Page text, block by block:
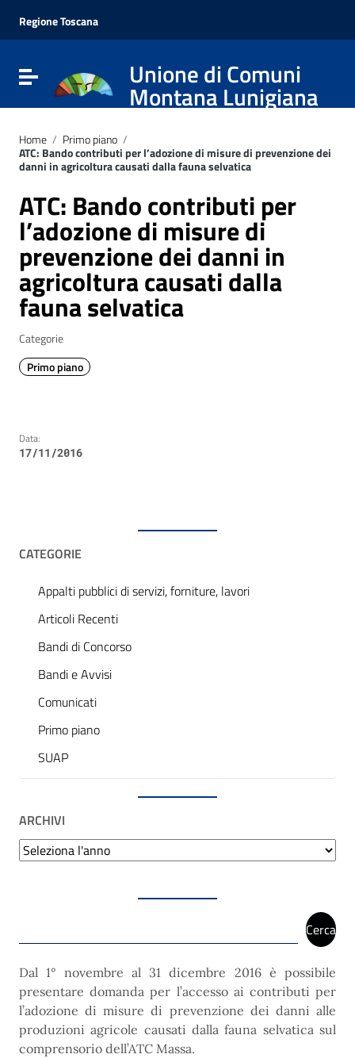
Vai al menu di navigazione
Vai al footer
Regione Toscana
Attiva / disattiva la navigazioneUnione di Comuni
Montana Lunigiana
Home / Primo piano /
ATC: Bando contributi per l’adozione di misure di prevenzione dei
danni in agricoltura causati dalla fauna selvatica
ATC: Bando contributi per
l’adozione di misure di
prevenzione dei danni in
agricoltura causati dalla
fauna selvatica
Categorie
Primo piano
Data:
17/11/2016
CATEGORIE
Appalti pubblici di servizi, forniture, lavori
Articoli Recenti
Bandi di Concorso
Bandi e Avvisi
Comunicati
Primo piano
SUAP
ARCHIVI
Archivi
Cerca
Dal 1° novembre al 31 dicembre 2016 è possibile
presentare domanda per l’accesso ai contributi per
l’adozione di misure di prevenzione dei danni alle
produzioni agricole causati dalla fauna selvatica sul
comprensorio dell’ATC Massa.